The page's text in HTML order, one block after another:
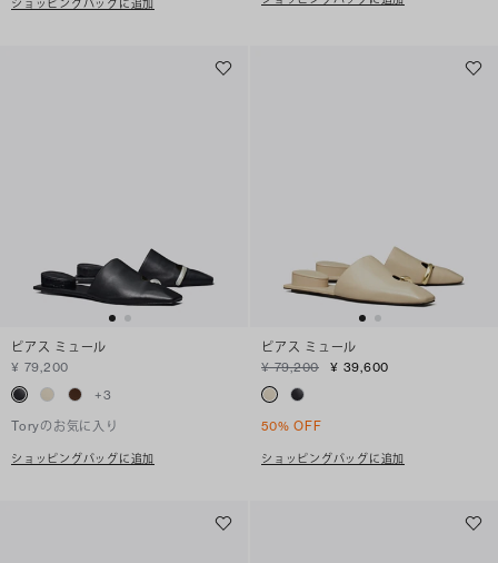
ピアス ミュール
¥ 79,200
+3
Toryのお気に入り
ショッピングバッグに追加
ピアス ミュール
¥ 79,200
¥ 39,600
50% OFF
ショッピングバッグに追加